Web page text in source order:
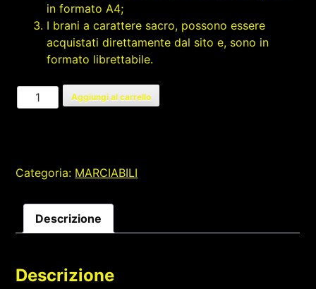
in formato A4;
I brani a carattere sacro, possono essere
acquistati direttamente dal sito e, sono in
formato librettabile.
BORGO
Aggiungi al carrello
Categoria: MARCIABILI
Descrizione
Descrizione